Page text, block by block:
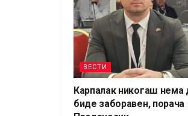
ВЕСТИ
Карпалак никогаш нема
биде заборавен, порача